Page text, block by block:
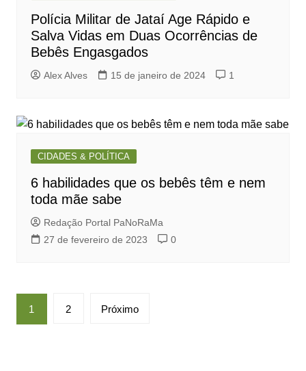
Polícia Militar de Jataí Age Rápido e
Salva Vidas em Duas Ocorrências de
Bebês Engasgados
Alex Alves 15 de janeiro de 2024 1
CIDADES & POLÍTICA
6 habilidades que os bebês têm e nem
toda mãe sabe
Redação Portal PaNoRaMa
27 de fevereiro de 2023
0
Paginação
de
1 2 Próximo